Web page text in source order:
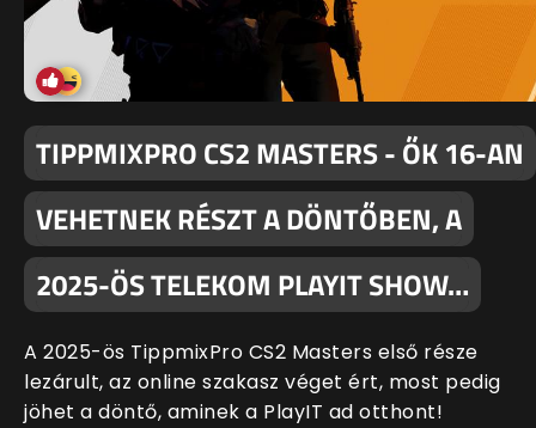
TIPPMIXPRO CS2 MASTERS - ŐK 16-AN
VEHETNEK RÉSZT A DÖNTŐBEN, A
2025-ÖS TELEKOM PLAYIT SHOW…
A 2025-ös TippmixPro CS2 Masters első része
lezárult, az online szakasz véget ért, most pedig
jöhet a döntő, aminek a PlayIT ad otthont!